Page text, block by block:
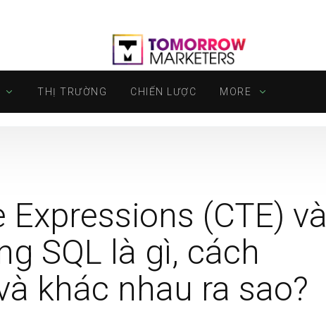
THỊ TRƯỜNG CHIẾN LƯỢC MORE
(CTE) và
SQL là gì, cách
khác nhau ra sao?